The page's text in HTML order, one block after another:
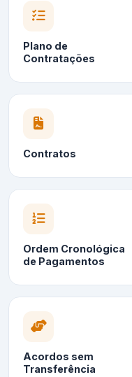
Plano de
Contratações
Contratos
Ordem Cronológica
de Pagamentos
Acordos sem
Transferência